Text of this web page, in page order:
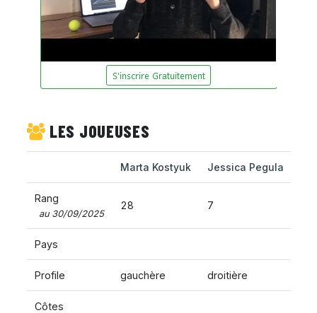
LES JOUEUSES
Marta Kostyuk Jessica Pegula
Rang
au 30/09/2025
28 7
Pays
Profile gauchère droitière
Côtes